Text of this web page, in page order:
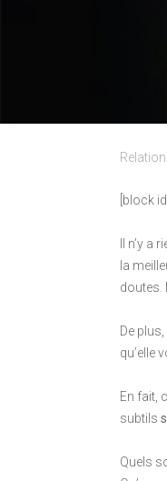
[block
Il n’y
la
doutes.
De
qu’elle
En fait,
subtils
Quels